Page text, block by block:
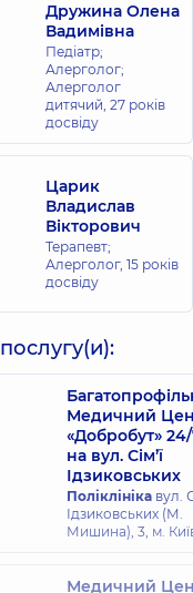
Дружина Олена
Вадимівна
Педіатр;
Алерголог;
Алерголог
дитячий, 27 років
досвіду
Царик
Владислав
Вікторович
Терапевт;
Алерголог, 15 років
досвіду
Медичний
«Добробут»
на вул. Сім’ї
Ідзиковських
Поліклініка вул.
Ідзиковських (М.
Мишина), 3, м.
Медичний